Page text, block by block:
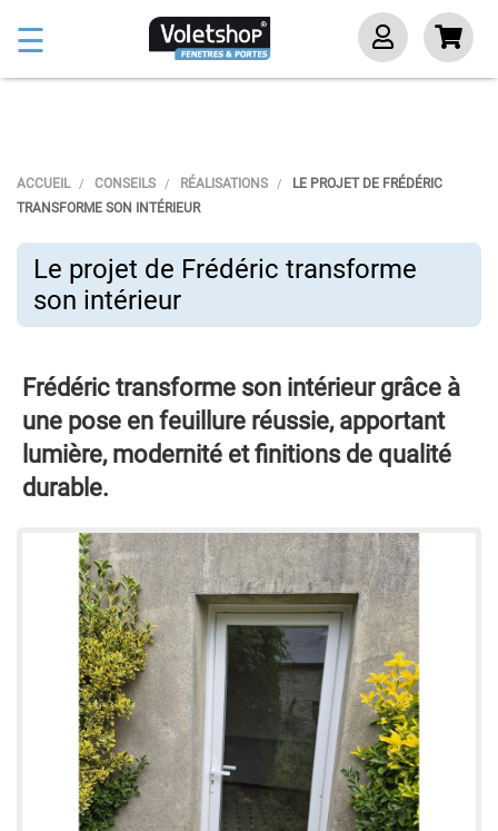
Basculer
la
☰
ACCUEIL CONSEILS RÉALISATIONS
LE PROJET DE FRÉDÉRIC
TRANSFORME SON INTÉRIEUR
Le projet de Frédéric transforme
son intérieur
Frédéric transforme son intérieur grâce à
une pose en feuillure réussie, apportant
lumière, modernité et finitions de qualité
durable.